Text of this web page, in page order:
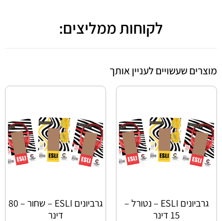
לקוחות ממליצים:
מוצרים שעשויים לעניין אותך
גרביונים ESLI – נטורל –
15 דינר
גרביונים ESLI – שחור – 80
דינר